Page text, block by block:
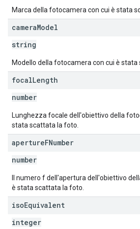
Marca della fotocamera con cui è stata
cameraModel
string
Modello della fotocamera con cui è stata
focalLength
number
Lunghezza focale dell'obiettivo della
stata scattata la foto.
apertureFNumber
number
Il numero f dell'apertura dell'obiettivo
è stata scattata la foto.
isoEquivalent
integer